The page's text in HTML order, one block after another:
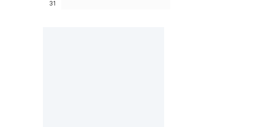
31